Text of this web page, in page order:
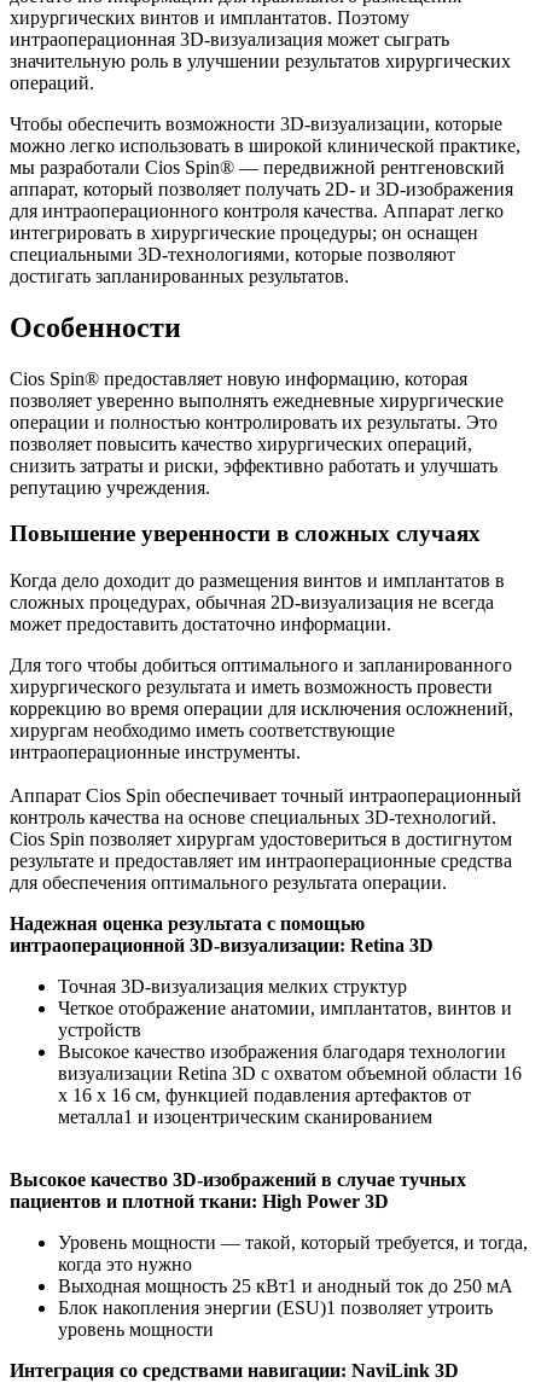
хирургических винтов и имплантатов. Поэтому
интраоперационная 3D-визуализация может сыграть
значительную роль в улучшении результатов хирургических
операций.
Чтобы обеспечить возможности 3D-визуализации, которые
можно легко использовать в широкой клинической практике,
мы разработали Cios Spin® — передвижной рентгеновский
аппарат, который позволяет получать 2D- и 3D-изображения
для интраоперационного контроля качества. Аппарат легко
интегрировать в хирургические процедуры; он оснащен
специальными 3D-технологиями, которые позволяют
достигать запланированных результатов.
Особенности
Cios Spin® предоставляет новую информацию, которая
позволяет уверенно выполнять ежедневные хирургические
операции и полностью контролировать их результаты. Это
позволяет повысить качество хирургических операций,
снизить затраты и риски, эффективно работать и улучшать
репутацию учреждения.
Повышение уверенности в сложных случаях
Когда дело доходит до размещения винтов и имплантатов в
сложных процедурах, обычная 2D-визуализация не всегда
может предоставить достаточно информации.
Для того чтобы добиться оптимального и запланированного
хирургического результата и иметь возможность провести
коррекцию во время операции для исключения осложнений,
хирургам необходимо иметь соответствующие
интраоперационные инструменты.
Аппарат Cios Spin обеспечивает точный интраоперационный
контроль качества на основе специальных 3D-технологий.
Cios Spin позволяет хирургам удостовериться в достигнутом
результате и предоставляет им интраоперационные средства
для обеспечения оптимального результата операции.
Надежная оценка результата с помощью
интраоперационной 3D-визуализации: Retina 3D
Точная 3D-визуализация мелких структур
Четкое отображение анатомии, имплантатов, винтов и
устройств
Высокое качество изображения благодаря технологии
визуализации Retina 3D с охватом объемной области 16
x 16 x 16 см, функцией подавления артефактов от
металла1 и изоцентрическим сканированием
Высокое качество 3D-изображений в случае тучных
пациентов и плотной ткани: High Power 3D
Уровень мощности — такой, который требуется, и тогда,
когда это нужно
Выходная мощность 25 кВт1 и анодный ток до 250 мА
Блок накопления энергии (ESU)1 позволяет утроить
уровень мощности
Интеграция со средствами навигации: NaviLink 3D